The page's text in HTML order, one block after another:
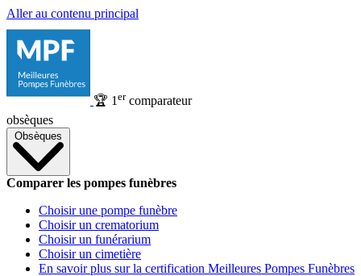
Aller au contenu principal
🏆 1 ercomparateur
obsèques
Obsèques
Comparer les pompes funèbres
Choisir une pompe funèbre
Choisir un crematorium
Choisir un funérarium
Choisir un cimetière
En savoir plus sur la certification Meilleures Pompes Funèbres